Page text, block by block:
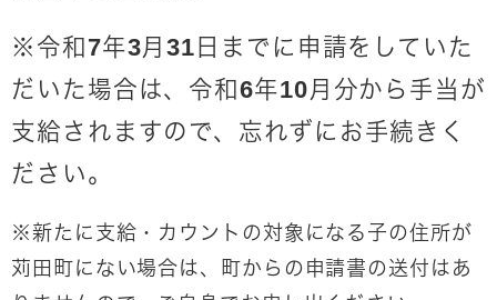
※令和7年3月31日までに申請をしていた
だいた場合は、令和6年10月分から手当が
支給されますので、忘れずにお手続きく
ださい。
※新たに支給・カウントの対象になる子の住所が
苅田町にない場合は、町からの申請書の送付はあ